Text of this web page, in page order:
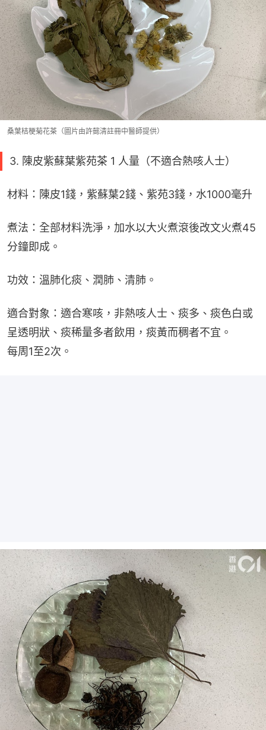
桑葉桔梗菊花茶（圖片由許懿清註冊中醫師提供）
3. 陳皮紫蘇葉紫苑茶 1 人量（不適合熱咳人士）
材料：陳皮1錢，紫蘇葉2錢、紫苑3錢，水1000毫升
煮法：全部材料洗淨，加水以大火煮滾後改文火煮45
分鐘即成。
功效：溫肺化痰、潤肺、清肺。
適合對象：適合寒咳，非熱咳人士、痰多、痰色白或
呈透明狀、痰稀量多者飲用，痰黃而稠者不宜。
每周1至2次。